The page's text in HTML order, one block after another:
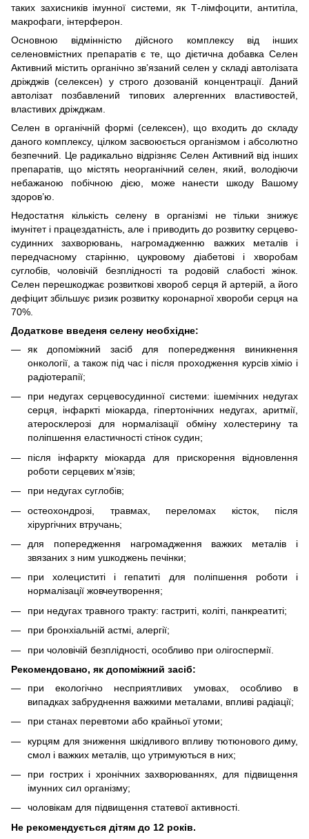
таких захисників імунної системи, як Т-лімфоцити, антитіла,
макрофаги, інтерферон.
Основною відмінністю дійсного комплексу від інших
селеновмістних препаратів є те, що дієтична добавка Селен
Активний містить органічно зв’язаний селен у складі автолізата
дріжджів (селексен) у строго дозованій концентрації. Даний
автолізат позбавлений типових алергенних властивостей,
властивих дріжджам.
Селен в органічній формі (селексен), що входить до складу
даного комплексу, цілком засвоюється організмом і абсолютно
безпечний. Це радикально відрізняє Селен Активний від інших
препаратів, що містять неорганічний селен, який, володіючи
небажаною побічною дією, може нанести шкоду Вашому
здоров’ю.
Недостатня кількість селену в організмі не тільки знижує
імунітет і працездатність, але і приводить до розвитку серцево-
судинних захворювань, нагромадженню важких металів і
передчасному старінню, цукровому діабетові і хворобам
суглобів, чоловічій безплідності та родовій слабості жінок.
Селен перешкоджає розвиткові хвороб серця й артерій, а його
дефіцит збільшує ризик розвитку коронарної хвороби серця на
70%.
Додаткове введеня селену необхідне:
як допоміжний засіб для попередження виникнення
онкології, а також під час і після проходження курсів хіміо і
радіотерапії;
при недугах серцевосудинної системи: ішемічних недугах
серця, інфаркті міокарда, гіпертонічних недугах, аритмії,
атеросклерозі для нормалізації обміну холестерину та
поліпшення еластичності стінок судин;
після інфаркту міокарда для прискорення відновлення
роботи серцевих м’язів;
при недугах суглобів;
остеохондрозі, травмах, переломах кісток, після
хірургічних втручань;
для попередження нагромадження важких металів і
звязаних з ним ушкоджень печінки;
при холециститі і гепатиті для поліпшення роботи і
нормалізації жовчеутворення;
при недугах травного тракту: гастриті, коліті, панкреатиті;
при бронхіальній астмі, алергії;
при чоловічій безплідності, особливо при олігоспермії.
Рекомендовано, як допоміжний засіб:
при екологічно несприятливих умовах, особливо в
випадках забруднення важкими металами, впливі радіації;
при станах перевтоми або крайньої утоми;
курцям для зниження шкідливого впливу тютюнового диму,
смол і важких металів, що утримуються в них;
при гострих і хронічних захворюваннях, для підвищення
імунних сил організму;
чоловікам для підвищення статевої активності.
Не рекомендується дітям до 12 років.